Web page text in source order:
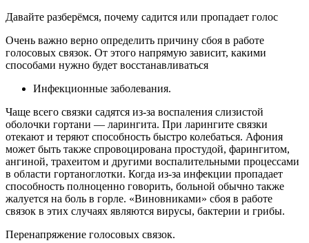
Давайте разберёмся, почему садится или пропадает голос
Очень важно верно определить причину сбоя в работе
голосовых связок. От этого напрямую зависит, какими
способами нужно будет восстанавливаться
Инфекционные заболевания.
Чаще всего связки садятся из-за воспаления слизистой
оболочки гортани — ларингита. При ларингите связки
отекают и теряют способность быстро колебаться. Афония
может быть также спровоцирована простудой, фарингитом,
ангиной, трахеитом и другими воспалительными процессами
в области гортаноглотки. Когда из-за инфекции пропадает
способность полноценно говорить, больной обычно также
жалуется на боль в горле. «Виновниками» сбоя в работе
связок в этих случаях являются вирусы, бактерии и грибы.
Перенапряжение голосовых связок.